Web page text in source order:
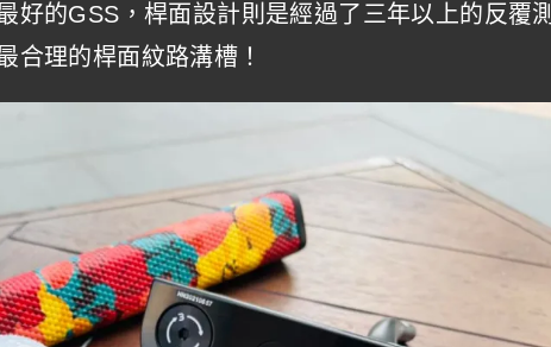
好的GSS，桿面設計則是經過了三年以上的反覆測
合理的桿面紋路溝槽！